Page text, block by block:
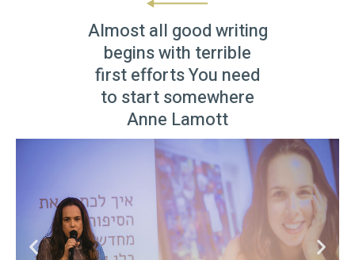
Almost all good writing
begins with terrible
first efforts You need
to start somewhere
Anne Lamott